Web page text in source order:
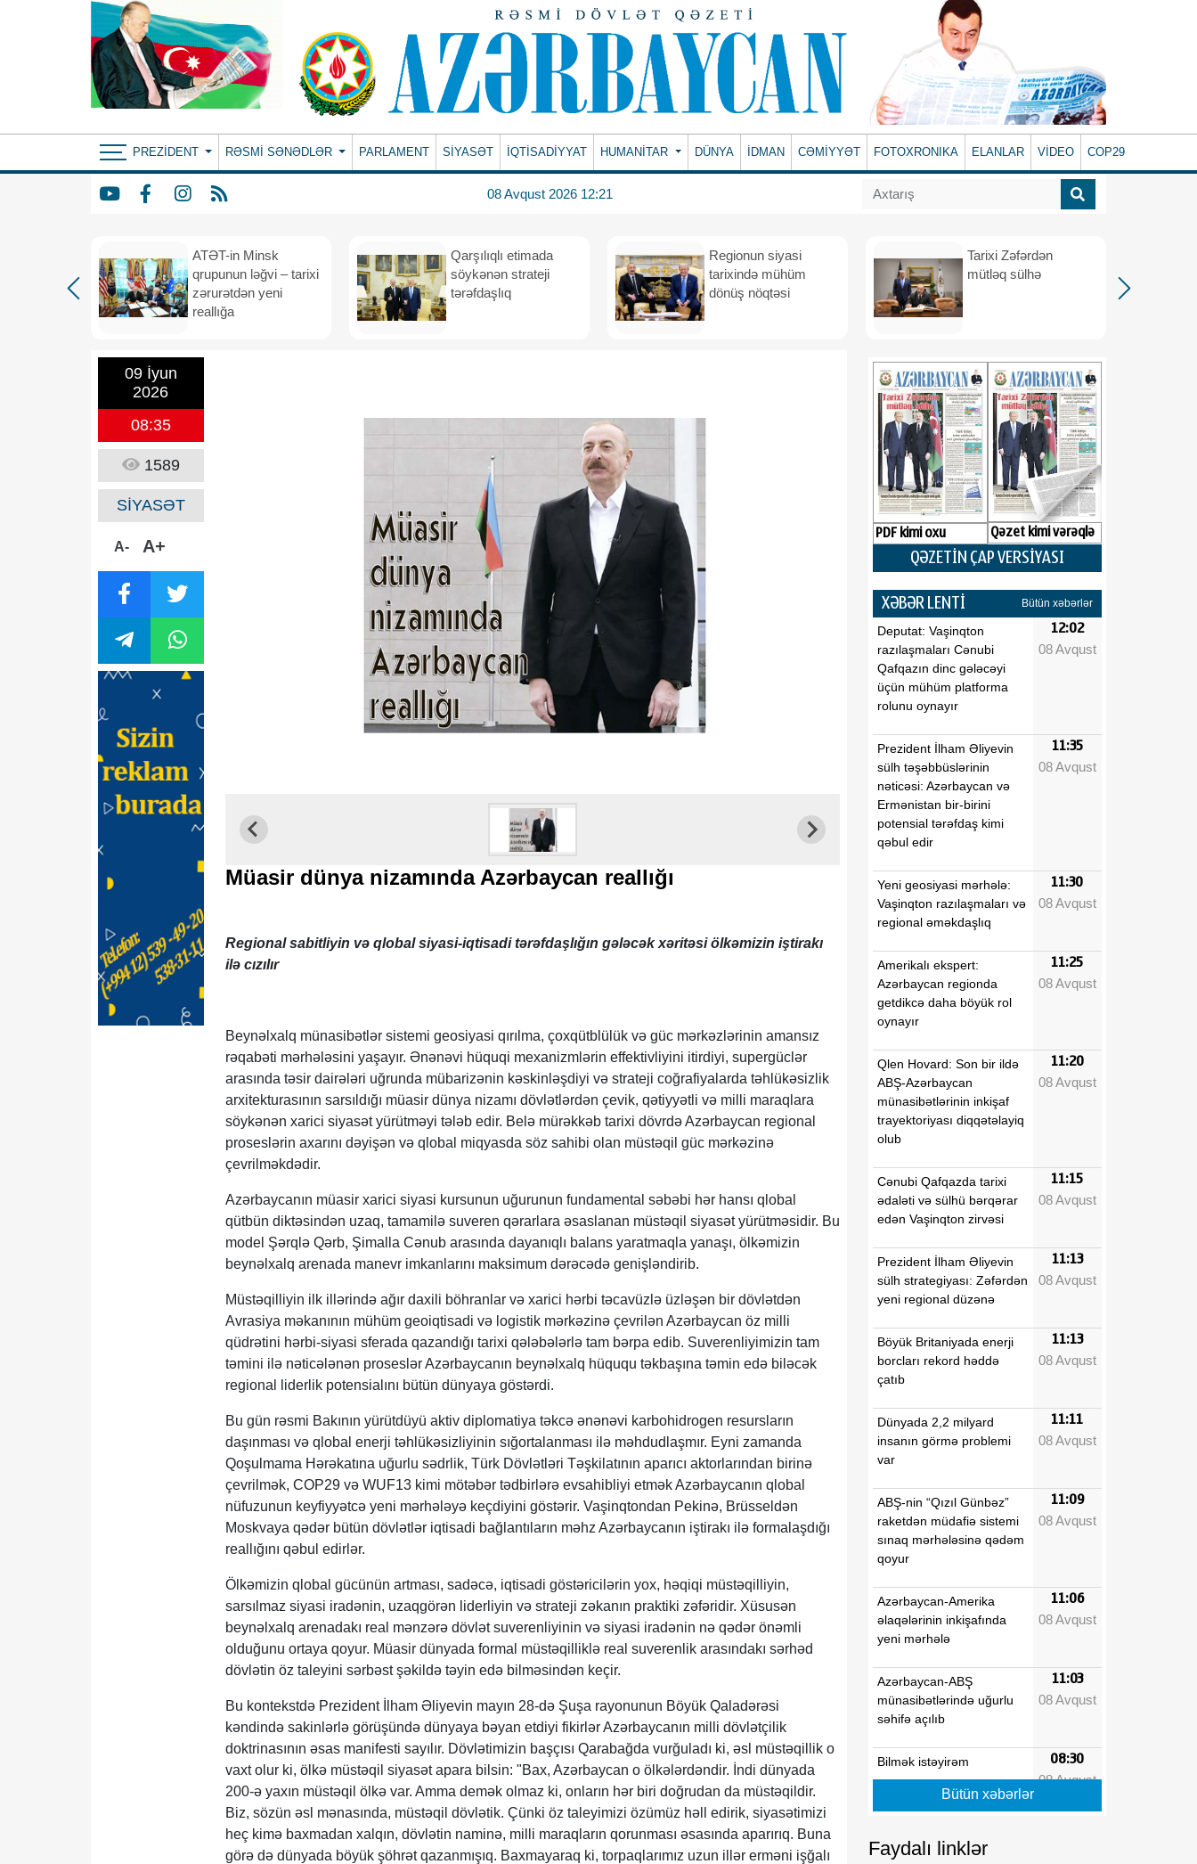
PREZIDENT RƏSMI SƏNƏDLƏR PARLAMENT SİYASƏT İQTİSADİYYAT HUMANITAR DÜNYA İDMAN CƏMİYYƏT FOTOXRONIKA ELANLAR VİDEO COP29
08 Avqust 2026 12:21
ATƏT-in Minsk
qrupunun ləğvi – tarixi
zərurətdən yeni
reallığa
Qarşılıqlı etimada
söykənən strateji
tərəfdaşlıq
Regionun siyasi
tarixində mühüm
dönüş nöqtəsi
Tarixi Zəfərdən
mütləq sülhə
09 İyun
2026
08:35
1589
SİYASƏT
A- A+
Müasir dünya nizamında Azərbaycan reallığı
Regional sabitliyin və qlobal siyasi-iqtisadi tərəfdaşlığın gələcək xəritəsi ölkəmizin iştirakı
ilə cızılır
Beynəlxalq münasibətlər sistemi geosiyasi qırılma, çoxqütblülük və güc mərkəzlərinin amansız
rəqabəti mərhələsini yaşayır. Ənənəvi hüquqi mexanizmlərin effektivliyini itirdiyi, supergüclər
arasında təsir dairələri uğrunda mübarizənin kəskinləşdiyi və strateji coğrafiyalarda təhlükəsizlik
arxitekturasının sarsıldığı müasir dünya nizamı dövlətlərdən çevik, qətiyyətli və milli maraqlara
söykənən xarici siyasət yürütməyi tələb edir. Belə mürəkkəb tarixi dövrdə Azərbaycan regional
proseslərin axarını dəyişən və qlobal miqyasda söz sahibi olan müstəqil güc mərkəzinə
çevrilməkdədir.
Azərbaycanın müasir xarici siyasi kursunun uğurunun fundamental səbəbi hər hansı qlobal
qütbün diktəsindən uzaq, tamamilə suveren qərarlara əsaslanan müstəqil siyasət yürütməsidir. Bu
model Şərqlə Qərb, Şimalla Cənub arasında dayanıqlı balans yaratmaqla yanaşı, ölkəmizin
beynəlxalq arenada manevr imkanlarını maksimum dərəcədə genişləndirib.
Müstəqilliyin ilk illərində ağır daxili böhranlar və xarici hərbi təcavüzlə üzləşən bir dövlətdən
Avrasiya məkanının mühüm geoiqtisadi və logistik mərkəzinə çevrilən Azərbaycan öz milli
qüdrətini hərbi-siyasi sferada qazandığı tarixi qələbələrlə tam bərpa edib. Suverenliyimizin tam
təmini ilə nəticələnən proseslər Azərbaycanın beynəlxalq hüququ təkbaşına təmin edə biləcək
regional liderlik potensialını bütün dünyaya göstərdi.
Bu gün rəsmi Bakının yürütdüyü aktiv diplomatiya təkcə ənənəvi karbohidrogen resursların
daşınması və qlobal enerji təhlükəsizliyinin sığortalanması ilə məhdudlaşmır. Eyni zamanda
Qoşulmama Hərəkatına uğurlu sədrlik, Türk Dövlətləri Təşkilatının aparıcı aktorlarından birinə
çevrilmək, COP29 və WUF13 kimi mötəbər tədbirlərə evsahibliyi etmək Azərbaycanın qlobal
nüfuzunun keyfiyyətcə yeni mərhələyə keçdiyini göstərir. Vaşinqtondan Pekinə, Brüsseldən
Moskvaya qədər bütün dövlətlər iqtisadi bağlantıların məhz Azərbaycanın iştirakı ilə formalaşdığı
reallığını qəbul edirlər.
Ölkəmizin qlobal gücünün artması, sadəcə, iqtisadi göstəricilərin yox, həqiqi müstəqilliyin,
sarsılmaz siyasi iradənin, uzaqgörən liderliyin və strateji zəkanın praktiki zəfəridir. Xüsusən
beynəlxalq arenadakı real mənzərə dövlət suverenliyinin və siyasi iradənin nə qədər önəmli
olduğunu ortaya qoyur. Müasir dünyada formal müstəqilliklə real suverenlik arasındakı sərhəd
dövlətin öz taleyini sərbəst şəkildə təyin edə bilməsindən keçir.
Bu kontekstdə Prezident İlham Əliyevin mayın 28-də Şuşa rayonunun Böyük Qaladərəsi
kəndində sakinlərlə görüşündə dünyaya bəyan etdiyi fikirlər Azərbaycanın milli dövlətçilik
doktrinasının əsas manifesti sayılır. Dövlətimizin başçısı Qarabağda vurğuladı ki, əsl müstəqillik o
vaxt olur ki, ölkə müstəqil siyasət apara bilsin: "Bax, Azərbaycan o ölkələrdəndir. İndi dünyada
200-ə yaxın müstəqil ölkə var. Amma demək olmaz ki, onların hər biri doğrudan da müstəqildir.
Biz, sözün əsl mənasında, müstəqil dövlətik. Çünki öz taleyimizi özümüz həll edirik, siyasətimizi
heç kimə baxmadan xalqın, dövlətin naminə, milli maraqların qorunması əsasında aparırıq. Buna
görə də dünyada böyük şöhrət qazanmışıq. Baxmayaraq ki, torpaqlarımız uzun illər erməni işğalı
PDF kimi oxu Qəzet kimi vərəqlə
QƏZETİN ÇAP VERSİYASI
XƏBƏR LENTİ Bütün xəbərlər
Deputat: Vaşinqton
razılaşmaları Cənubi
Qafqazın dinc gələcəyi
üçün mühüm platforma
rolunu oynayır
12:02
08 Avqust
Prezident İlham Əliyevin
sülh təşəbbüslərinin
nəticəsi: Azərbaycan və
Ermənistan bir-birini
potensial tərəfdaş kimi
qəbul edir
11:35
08 Avqust
Yeni geosiyasi mərhələ:
Vaşinqton razılaşmaları və
regional əməkdaşlıq
11:30
08 Avqust
Amerikalı ekspert:
Azərbaycan regionda
getdikcə daha böyük rol
oynayır
11:25
08 Avqust
Qlen Hovard: Son bir ildə
ABŞ-Azərbaycan
münasibətlərinin inkişaf
trayektoriyası diqqətəlayiq
olub
11:20
08 Avqust
Cənubi Qafqazda tarixi
ədaləti və sülhü bərqərar
edən Vaşinqton zirvəsi
11:15
08 Avqust
Prezident İlham Əliyevin
sülh strategiyası: Zəfərdən
yeni regional düzənə
11:13
08 Avqust
Böyük Britaniyada enerji
borcları rekord həddə
çatıb
11:13
08 Avqust
Dünyada 2,2 milyard
insanın görmə problemi
var
11:11
08 Avqust
ABŞ-nin “Qızıl Günbəz”
raketdən müdafiə sistemi
sınaq mərhələsinə qədəm
qoyur
11:09
08 Avqust
Azərbaycan-Amerika
əlaqələrinin inkişafında
yeni mərhələ
11:06
08 Avqust
Azərbaycan-ABŞ
münasibətlərində uğurlu
səhifə açılıb
11:03
08 Avqust
Bilmək istəyirəm 08:30
08 Avqust
gücə doğru
Bütün xəbərlər
Faydalı linklər